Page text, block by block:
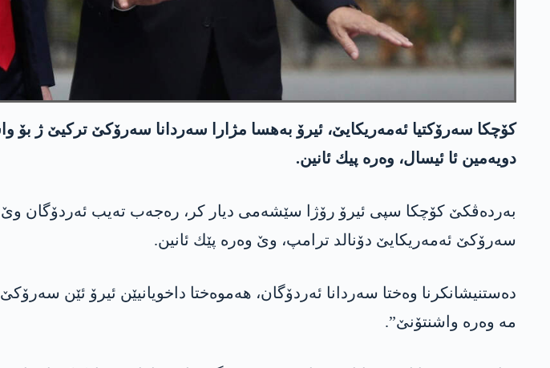
كۆچكا سه‌رۆكتیا ئه‌مه‌ریكایێ، ئیرۆ به‌هسا مژارا سه‌ردانا سه‌رۆكێ تركیێ ژ
دویه‌مین ئا ئیسال، وه‌ره‌ پیك ئانین.
سه‌رۆكێ ئه‌مه‌ریكایێ دۆنالد ترامپ، وێ وه‌ره‌ پێك ئانین.
ده‌ستنیشانكرنا وه‌ختا سه‌ردانا ئه‌ردۆگان، هه‌موه‌ختا داخویانیێن ئیرۆ ئێن
مه‌ وه‌ره‌ واشنتۆنێ”.